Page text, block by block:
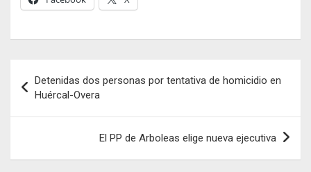
de
entradas
Detenidas dos personas por tentativa de homicidio en
Huércal-Overa
El PP de Arboleas elige nueva ejecutiva